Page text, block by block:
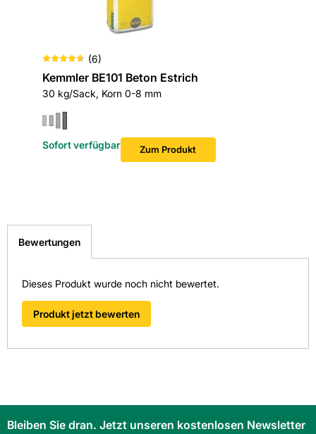
Kann die Atemwege reizen.
(6)
Kemmler BE101 Beton Estrich
30 kg/Sack, Korn 0-8 mm
Zum Produkt
Sofort verfügbar
Bewertungen
Dieses Produkt wurde noch nicht bewertet.
Produkt jetzt bewerten
Bleiben Sie dran. Jetzt unseren kostenlosen Newsletter